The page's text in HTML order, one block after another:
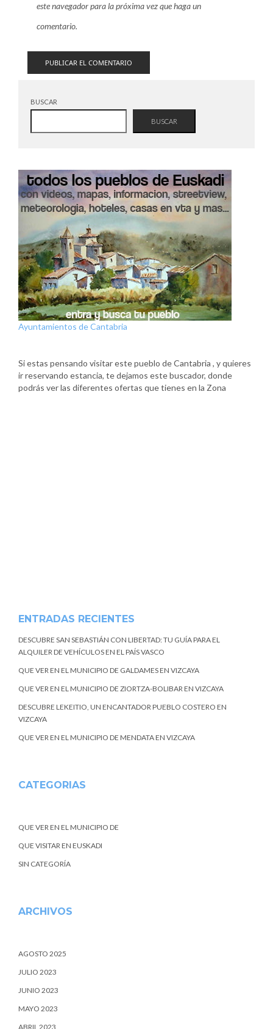
este navegador para la próxima vez que haga un
comentario.
BUSCAR
BUSCAR
Ayuntamientos de Cantabria
Si estas pensando visitar este pueblo de Cantabria , y quieres
ir reservando estancia, te dejamos este buscador, donde
podrás ver las diferentes ofertas que tienes en la Zona
ENTRADAS RECIENTES
DESCUBRE SAN SEBASTIÁN CON LIBERTAD: TU GUÍA PARA EL
ALQUILER DE VEHÍCULOS EN EL PAÍS VASCO
QUE VER EN EL MUNICIPIO DE GALDAMES EN VIZCAYA
QUE VER EN EL MUNICIPIO DE ZIORTZA-BOLIBAR EN VIZCAYA
DESCUBRE LEKEITIO, UN ENCANTADOR PUEBLO COSTERO EN
VIZCAYA
QUE VER EN EL MUNICIPIO DE MENDATA EN VIZCAYA
CATEGORIAS
QUE VER EN EL MUNICIPIO DE
QUE VISITAR EN EUSKADI
SIN CATEGORÍA
ARCHIVOS
AGOSTO 2025
JULIO 2023
JUNIO 2023
MAYO 2023
ABRIL 2023